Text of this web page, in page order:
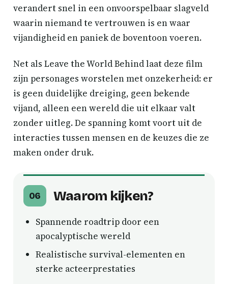
verandert snel in een onvoorspelbaar slagveld
waarin niemand te vertrouwen is en waar
vijandigheid en paniek de boventoon voeren.
Net als Leave the World Behind laat deze film
zijn personages worstelen met onzekerheid: er
is geen duidelijke dreiging, geen bekende
vijand, alleen een wereld die uit elkaar valt
zonder uitleg. De spanning komt voort uit de
interacties tussen mensen en de keuzes die ze
maken onder druk.
06 Waarom kijken?
Spannende roadtrip door een
apocalyptische wereld
Realistische survival-elementen en
sterke acteerprestaties